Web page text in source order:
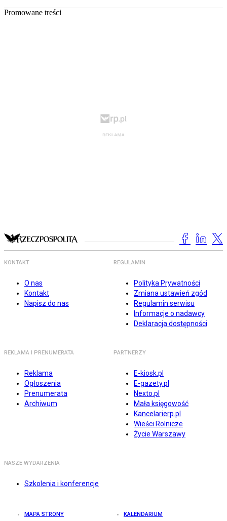
Promowane treści
KONTAKT
O nas
Kontakt
Napisz do nas
REGULAMIN
Polityka Prywatności
Zmiana ustawień zgód
Regulamin serwisu
Informacje o nadawcy
Deklaracja dostępności
REKLAMA I PRENUMERATA
Reklama
Ogłoszenia
Prenumerata
Archiwum
PARTNERZY
E-kiosk.pl
E-gazety.pl
Nexto.pl
Mała księgowość
Kancelarierp.pl
Wieści Rolnicze
Życie Warszawy
NASZE WYDARZENIA
Szkolenia i konferencje
MAPA STRONY KALENDARIUM